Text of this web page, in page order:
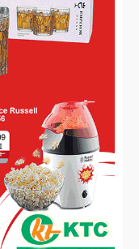
Houstonu